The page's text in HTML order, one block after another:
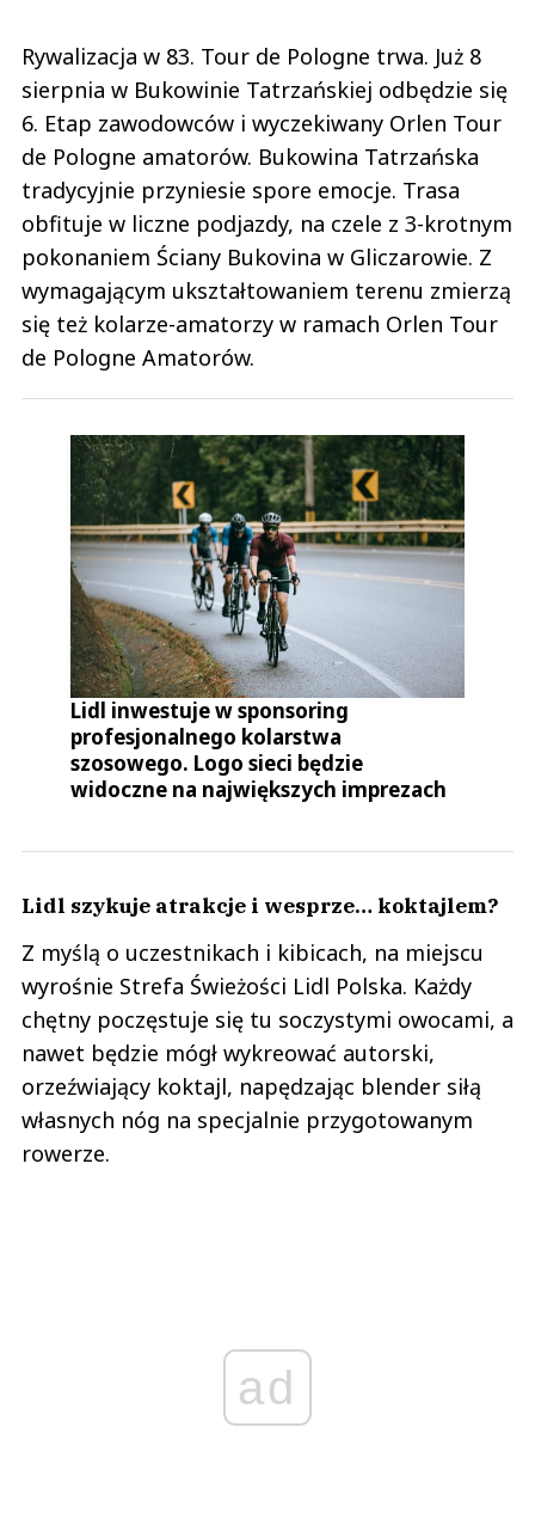
Alojzy
Nie znaleziono komentarzy
Zostaw swoje komentarze
Imię (Wymagane)
Anuluj
Prześlij komentarz
Rywalizacja w 83. Tour de Pologne trwa. Już 8
sierpnia w Bukowinie Tatrzańskiej odbędzie się
6. Etap zawodowców i wyczekiwany Orlen Tour
de Pologne amatorów. Bukowina Tatrzańska
tradycyjnie przyniesie spore emocje. Trasa
obfituje w liczne podjazdy, na czele z 3-krotnym
pokonaniem Ściany Bukovina w Gliczarowie. Z
wymagającym ukształtowaniem terenu zmierzą
się też kolarze-amatorzy w ramach Orlen Tour
de Pologne Amatorów.
Lidl inwestuje w sponsoring
profesjonalnego kolarstwa
szosowego. Logo sieci będzie
widoczne na największych imprezach
Lidl szykuje atrakcje i wesprze… koktajlem?
Z myślą o uczestnikach i kibicach, na miejscu
wyrośnie Strefa Świeżości Lidl Polska. Każdy
chętny poczęstuje się tu soczystymi owocami, a
nawet będzie mógł wykreować autorski,
orzeźwiający koktajl, napędzając blender siłą
własnych nóg na specjalnie przygotowanym
rowerze.
ad